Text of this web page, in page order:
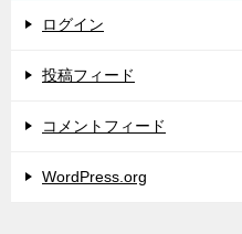
ログイン
投稿フィード
コメントフィード
WordPress.org